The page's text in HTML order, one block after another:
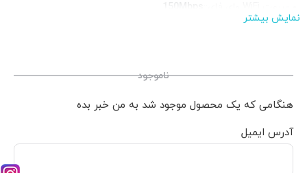
150Mbps
فرکانس::
نمایش بیشتر
ناموجود
هنگامی که یک محصول موجود شد به من خبر بده
آدرس ایمیل